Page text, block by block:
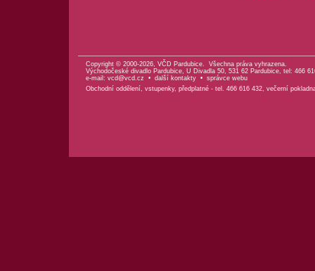
Copyright © 2000-2026, VČD Pardubice. Všechna práva vyhrazena.
Východočeské divadlo Pardubice, U Divadla 50, 531 62 Pardubice, tel: 466
e-mail: vcd@vcd.cz • další kontakty• správce webu
Obchodní oddělení, vstupenky, předplatné - tel. 466 616 432, večerní